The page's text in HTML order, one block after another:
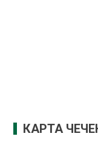
КАРТА